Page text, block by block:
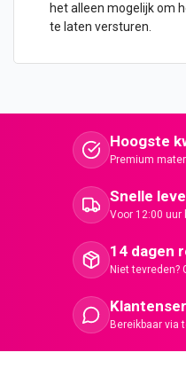
het alleen mogelijk om
te laten versturen.
Hoogste
Premium
Snelle
Voor 12:00 uur
14 dagen
Niet tevreden?
Bereikbaar via